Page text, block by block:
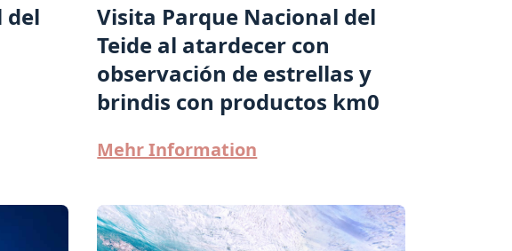
del
Visita Parque Nacional del
Teide al atardecer con
observación de estrellas y
brindis con productos km0
Mehr Information